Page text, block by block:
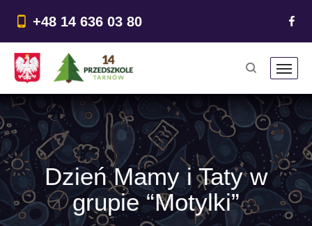
treści
+48 14 636 03 80
Dzień Mamy i Taty w
grupie “Motylki”